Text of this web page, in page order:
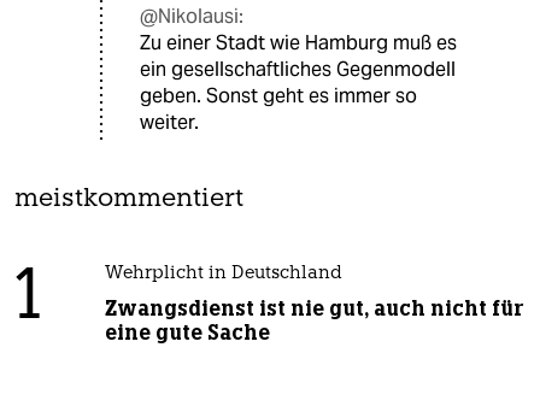
@Nikolausi:
Zu einer Stadt wie Hamburg muß es
ein gesellschaftliches Gegenmodell
geben. Sonst geht es immer so
weiter.
meistkommentiert
1 Wehrplicht in Deutschland
Zwangsdienst ist nie gut, auch nicht für
eine gute Sache